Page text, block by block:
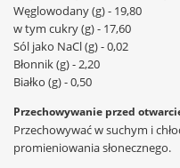
Węglowodany (g) - 19,80
w tym cukry (g) - 17,60
Sól jako NaCl (g) - 0,02
Błonnik (g) - 2,20
Białko (g) - 0,50
Przechowywanie przed
Przechowywać w suchym i
promieniowania słonecznego.